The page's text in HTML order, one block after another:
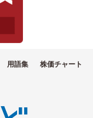
用語集 株価チャート